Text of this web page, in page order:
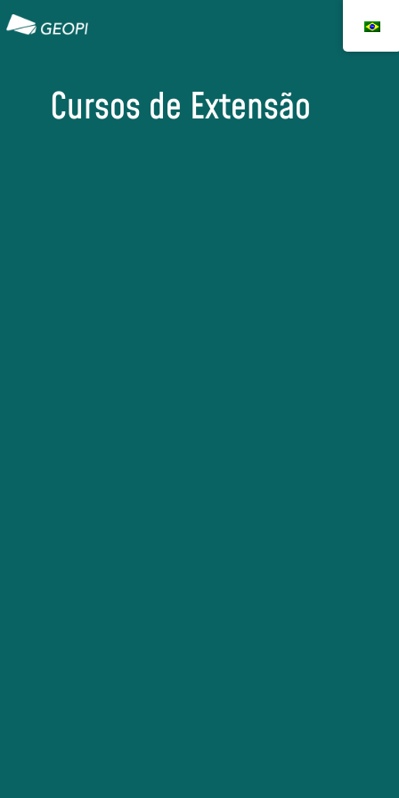
Cursos de Extensão